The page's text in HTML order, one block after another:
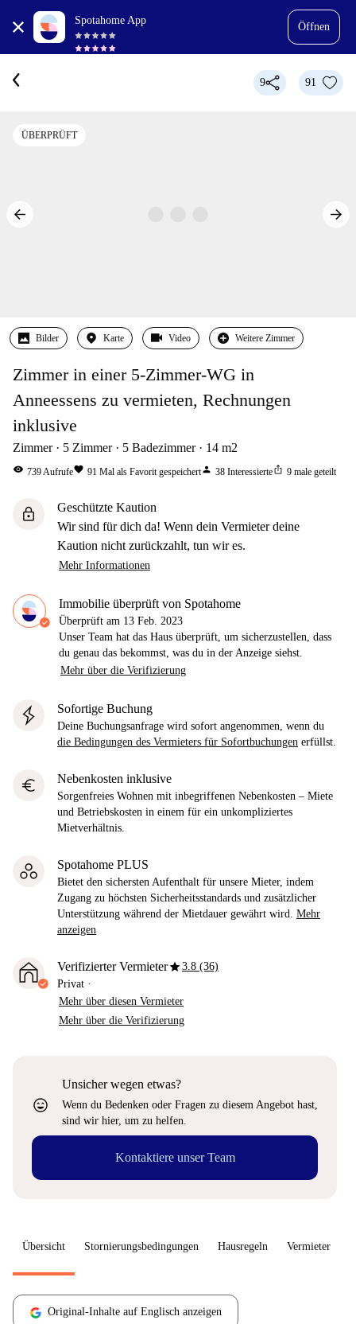
Spotahome App
Öffnen
9 91
ÜBERPRÜFT
Bilder Karte Video Weitere Zimmer
Zimmer in einer 5-Zimmer-WG in
Anneessens zu vermieten, Rechnungen
inklusive
Zimmer 5 Zimmer 5 Badezimmer 14 m2
visibility 739Aufrufefavorite 91 Mal als Favorit gespeichertperson 38 Interessierteios_share 9 male geteilt
lock
Geschützte Kaution
Wir sind für dich da! Wenn dein Vermieter deine
Kaution nicht zurückzahlt, tun wir es.
Mehr Informationen
Immobilie überprüft von Spotahome
Überprüft am 13 Feb. 2023
Unser Team hat das Haus überprüft, um sicherzustellen, dass
du genau das bekommst, was du in der Anzeige siehst.
Mehr über die Verifizierung
Sofortige Buchung
Deine Buchungsanfrage wird sofort angenommen, wenn du
die Bedingungen des Vermieters für Sofortbuchungen erfüllst.
euro Nebenkosten inklusive
Sorgenfreies Wohnen mit inbegriffenen Nebenkosten – Miete
und Betriebskosten in einem für ein unkompliziertes
Mietverhältnis.
Spotahome PLUS
Bietet den sichersten Aufenthalt für unsere Mieter, indem
Zugang zu höchsten Sicherheitsstandards und zusätzlicher
Unterstützung während der Mietdauer gewährt wird. Mehr
anzeigen
Verifizierter Vermieterstar3.8 (36)
Privat ·
Mehr über diesen Vermieter
Mehr über die Verifizierung
sentiment_very_satisfied
Unsicher wegen etwas?
Wenn du Bedenken oder Fragen zu diesem Angebot hast,
sind wir hier, um zu helfen.
Kontaktiere unser Team
Übersicht Stornierungsbedingungen Hausregeln Vermieter
Original-Inhalte auf Englisch anzeigen